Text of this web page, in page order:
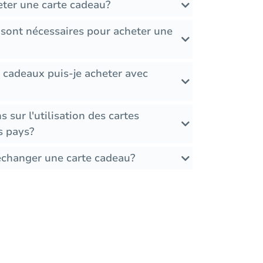
une carte cadeau?
nécessaires pour acheter une
puis-je acheter avec
sur l'utilisation des cartes
pays?
une carte cadeau?